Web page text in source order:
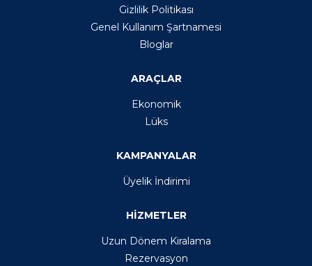
Gizlilik Politikası
Genel Kullanım Şartnamesi
Bloglar
ARAÇLAR
Ekonomik
Lüks
KAMPANYALAR
Üyelik İndirimi
HİZMETLER
Uzun Dönem Kiralama
Rezervasyon